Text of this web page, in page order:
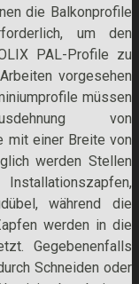
die Balkonprofile
um den
PAL-Profile zu
vorgesehen
müssen
von
mit einer Breite von
werden Stellen
während die
werden in die
Gegebenenfalls
Schneiden oder